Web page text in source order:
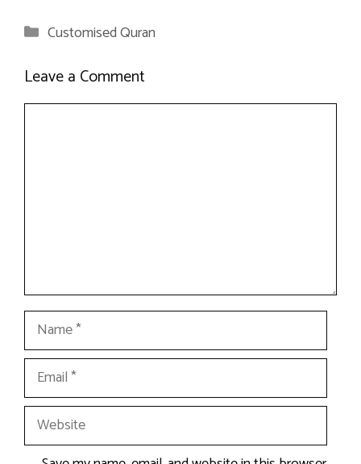
Categories
Customised Quran
Leave a Comment
Name
Email
Website